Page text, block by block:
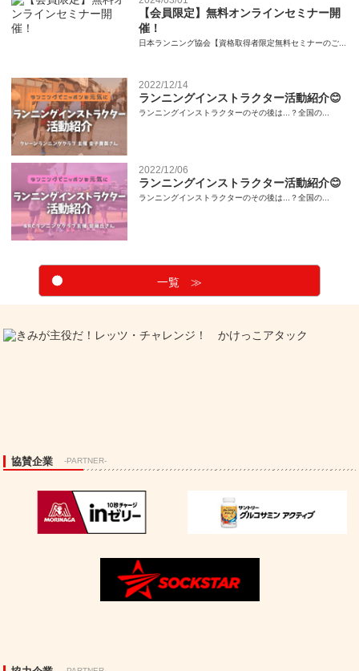
【会員限定】無料オンラインセミナー開
催！
日本ランニング協会【資格取得者限定無料セミナーのご...
2022/12/14
ランニングインストラクター活動紹介😊
ランニングインストラクターのその後は...？全国の...
2022/12/06
ランニングインストラクター活動紹介😊
ランニングインストラクターのその後は...？全国の...
一覧 ≫
協賛企業 -PARTNER-